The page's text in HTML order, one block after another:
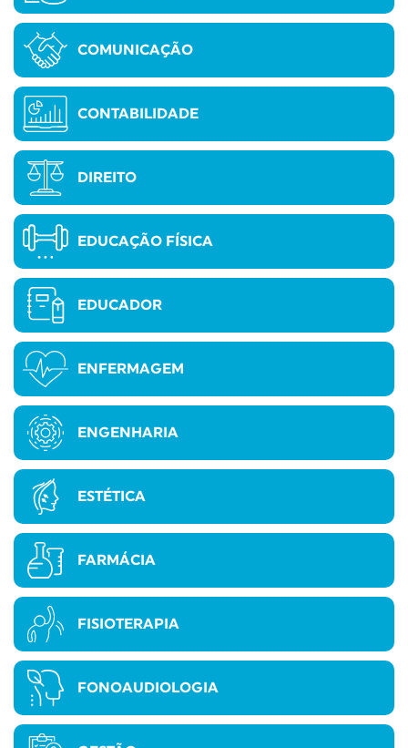
COMUNICAÇÃO
CONTABILIDADE
DIREITO
EDUCAÇÃO FÍSICA
EDUCADOR
ENFERMAGEM
ENGENHARIA
ESTÉTICA
FARMÁCIA
FISIOTERAPIA
FONOAUDIOLOGIA